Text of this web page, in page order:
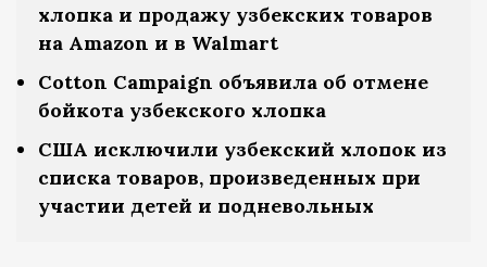
хлопка и продажу узбекских товаров
на Amazon и в Walmart
Cotton Campaign объявила об отмене
бойкота узбекского хлопка
США исключили узбекский хлопок из
списка товаров, произведенных при
участии детей и подневольных